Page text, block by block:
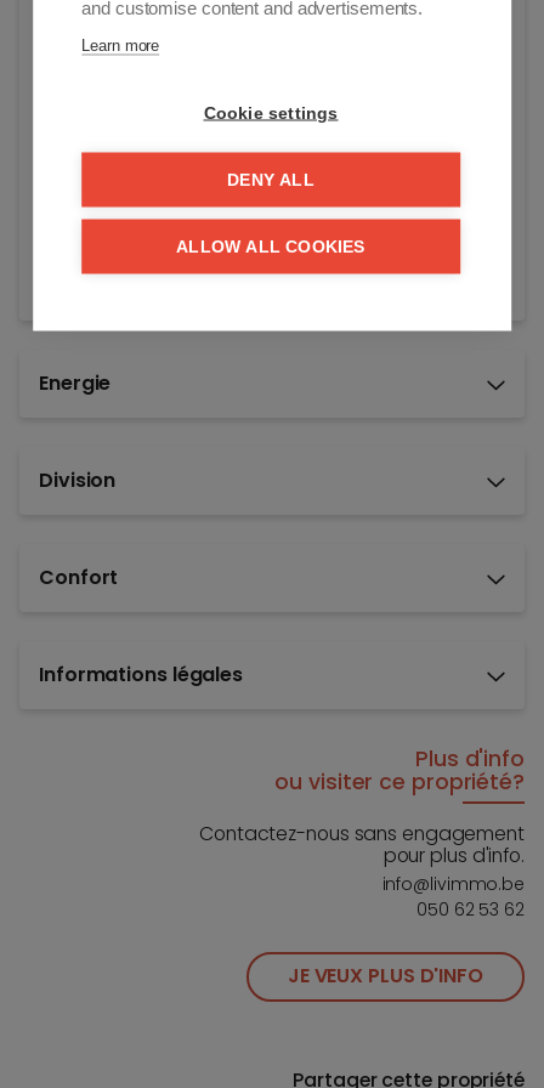
Knokke-Heist
à l'acte
Energie
Division
Confort
Informations légales
Plus d'info
ou visiter ce propriété?
Contactez-nous sans engagement
pour plus d'info.
info@livimmo.be
050 62 53 62
JE VEUX PLUS D'INFO
Partager cette propriété
and customise content and advertisements.
Learn more
Cookie settings
DENY ALL
ALLOW ALL COOKIES